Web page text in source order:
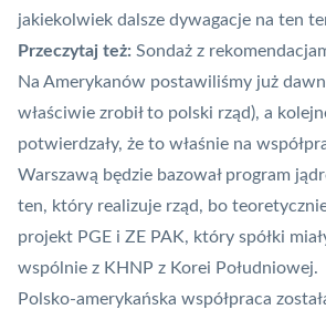
jakiekolwiek dalsze dywagacje na ten
Przeczytaj też: Sondaż z
Na Amerykanów postawiliśmy już
właściwie zrobił to polski rząd), a
potwierdzały, że to właśnie na
Warszawą będzie bazował program
ten, który realizuje rząd, bo
projekt PGE i ZE PAK, który spółki
wspólnie z KHNP z Korei Południowej.
Polsko-amerykańska współpraca